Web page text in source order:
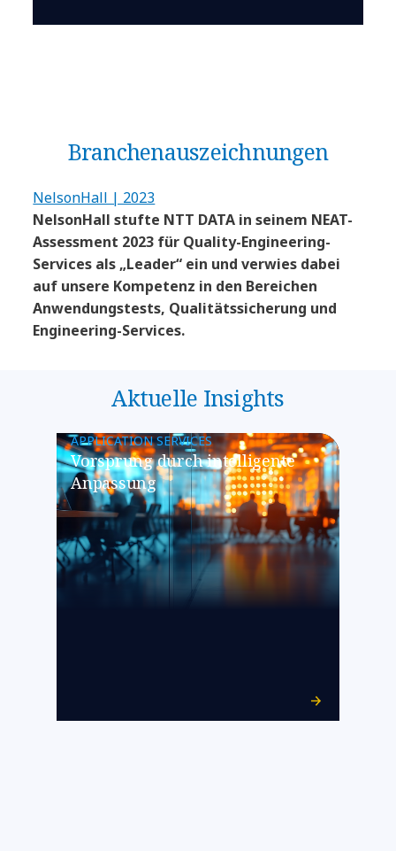
Branchen­auszeichnungen
NelsonHall | 2023
NelsonHall stufte NTT DATA in seinem NEAT-
Assessment 2023 für Quality-Engineering-
Services als „Leader“ ein und verwies dabei
auf unsere Kompetenz in den Bereichen
Anwendungstests, Qualitätssicherung und
Engineering-Services.
Aktuelle Insights
APPLICATION SERVICES
Vorsprung durch intelligente
Anpassung